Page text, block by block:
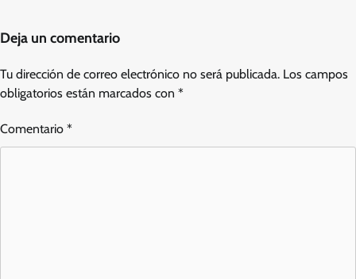
Deja un comentario
Tu dirección de correo electrónico no será publicada. Los campos
obligatorios están marcados con *
Comentario *